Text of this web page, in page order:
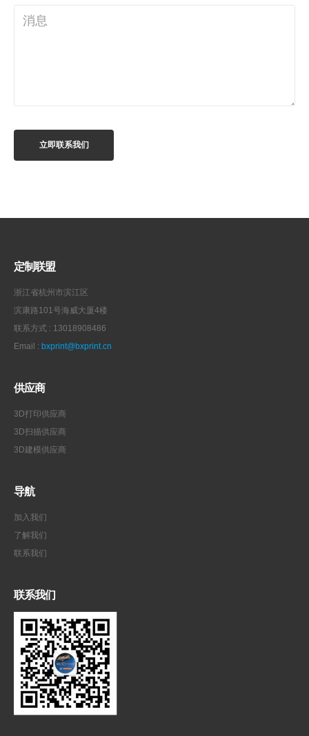
定制联盟
浙江省杭州市滨江区
滨康路101号海威大厦4楼
联系方式 : 13018908486
Email : bxprint@bxprint.cn
供应商
3D打印供应商
3D扫描供应商
3D建模供应商
导航
加入我们
了解我们
联系我们
联系我们